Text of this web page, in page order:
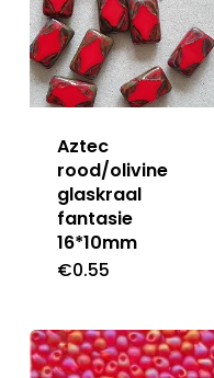
Aztec
rood/olivine
glaskraal
fantasie
16*10mm
€0.55